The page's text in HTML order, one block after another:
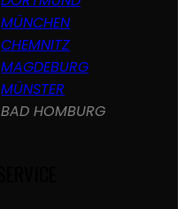
MÜNCHEN
CHEMNITZ
MAGDEBURG
MÜNSTER
BAD HOMBURG